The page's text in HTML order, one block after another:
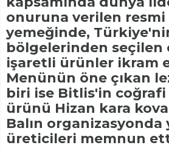
onuruna verilen resmi
yemeğinde,
bölgelerinden seçilen
işaretli ürünler ikram
Menünün öne çıkan
biri ise Bitlis'in
ürünü Hizan kara
Balın organizasyonda
üreticileri memnun